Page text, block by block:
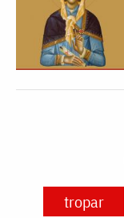
tropar